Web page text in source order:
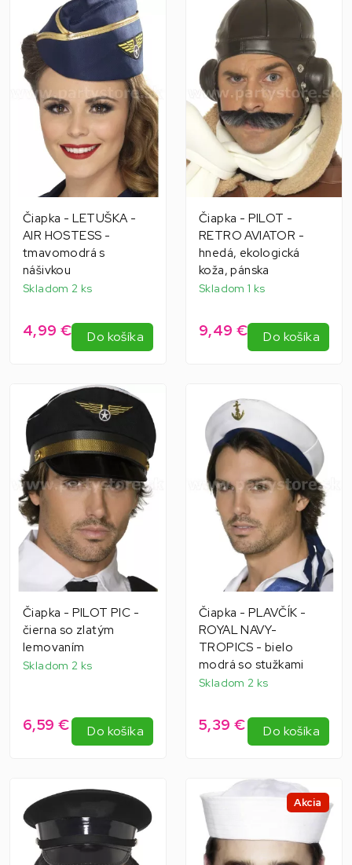
Čiapka - LETUŠKA -
AIR HOSTESS -
tmavomodrá s
nášivkou
Skladom 2 ks
4,99 € Do košíka
Čiapka - PILOT -
RETRO AVIATOR -
hnedá, ekologická
koža, pánska
Skladom 1 ks
9,49 € Do košíka
Čiapka - PILOT PIC -
čierna so zlatým
lemovaním
Skladom 2 ks
6,59 € Do košíka
Čiapka - PLAVČÍK -
ROYAL NAVY-
TROPICS - bielo
modrá so stužkami
Skladom 2 ks
5,39 € Do košíka
Akcia